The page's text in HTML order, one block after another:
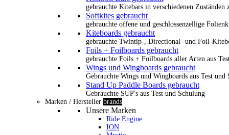
gebrauchte Kitebars in verschiedenen Zuständen
Softkites gebraucht
gebrauchte offene und geschlossenzellige
Kiteboards gebraucht
gebrauchte Twintip-, Directional- und Foil-
Foils + Foilboards gebraucht
gebrauchte Foils + Foilboards aller Arten aus
Wings und Wingboards gebraucht
Gebrauchte Wings und Wingboards aus Test und
Stand Up Paddle Boards gebraucht
Gebrauchte SUP's aus Test und Schulung
Marken / Hersteller brands
Unsere Marken
Ride Engine
ION